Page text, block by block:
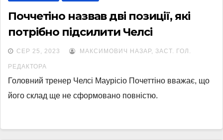
Поччетіно назвав дві позиції, які
потрібно підсилити Челсі
СЕР 25, 2023 МАКСИМОВИЧ НАЗАР, ЗАСТ. ГОЛ.
РЕДАКТОРА
Головний тренер Челсі Маурісіо Почеттіно вважає, що
його склад ще не сформовано повністю.